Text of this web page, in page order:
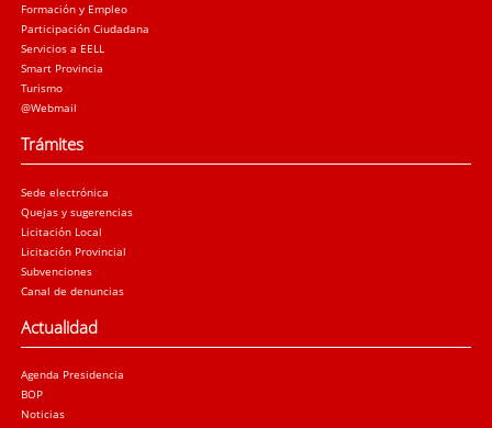
Formación y Empleo
Participación Ciudadana
Servicios a EELL
Smart Provincia
Turismo
@Webmail
Trámites
Sede electrónica
Quejas y sugerencias
Licitación Local
Licitación Provincial
Subvenciones
Canal de denuncias
Actualidad
Agenda Presidencia
BOP
Noticias